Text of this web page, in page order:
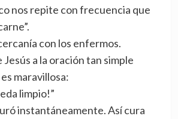
nos repite con frecuencia que
con los enfermos.
a la oración tan simple
maravillosa:
limpio!”
instantáneamente. Así cura